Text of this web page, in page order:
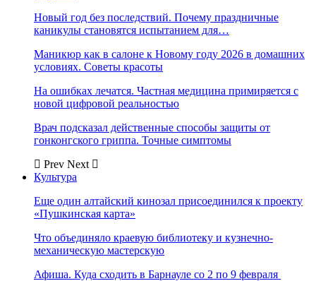
Новый год без последствий. Почему праздничные
каникулы становятся испытанием для…
Маникюр как в салоне к Новому году 2026 в домашних
условиях. Советы красоты
На ошибках лечатся. Частная медицина примиряется с
новой цифровой реальностью
Врач подсказал действенные способы защиты от
гонконгского гриппа. Точные симптомы
Prev Next
Культура
Еще один алтайский кинозал присоединился к проекту
«Пушкинская карта»
Что объединяло краевую библиотеку и кузнечно-
механическую мастерскую
Афиша. Куда сходить в Барнауле со 2 по 9 февраля